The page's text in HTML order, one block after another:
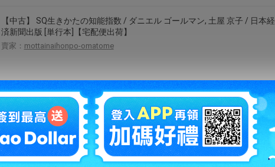
【中古】 SQ生きかたの知能指数 / ダニエル ゴールマン, 土屋 京子 / 日本経
済新聞出版 [単行本]【宅配便出荷】
賣家： mottainaihonpo-omatome
【中古】 パッケージ＆マーケティング（Vol．1） / Nippon Shuppan
Hanbai Deutschland GmbH / Nippon Shuppan Hanbai Deutschland GmbH
[ペーパーバック]【メール便送料無料】【最短翌日配達対応】
賣家：comicset